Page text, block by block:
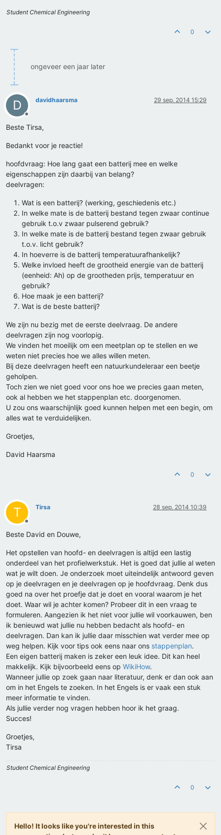
Student Chemical Engineering
0
ongeveer een jaar later
D
Offline
davidhaarsma 29 sep. 2014 15:29
Beste Tirsa,
Bedankt voor je reactie!
hoofdvraag: Hoe lang gaat een batterij mee en welke
eigenschappen zijn daarbij van belang?
deelvragen:
Wat is een batterij? (werking, geschiedenis etc.)
In welke mate is de batterij bestand tegen zwaar continue
gebruik t.o.v zwaar pulserend gebruik?
In welke mate is de batterij bestand tegen zwaar gebruik
t.o.v. licht gebruik?
In hoeverre is de batterij temperatuurafhankelijk?
Welke invloed heeft de grootheid energie van de batterij
(eenheid: Ah) op de grootheden prijs, temperatuur en
gebruik?
Hoe maak je een batterij?
Wat is de beste batterij?
We zijn nu bezig met de eerste deelvraag. De andere
deelvragen zijn nog voorlopig.
We vinden het moeilijk om een meetplan op te stellen en we
weten niet precies hoe we alles willen meten.
Bij deze deelvragen heeft een natuurkundeleraar een beetje
geholpen.
Toch zien we niet goed voor ons hoe we precies gaan meten,
ook al hebben we het stappenplan etc. doorgenomen.
U zou ons waarschijnlijk goed kunnen helpen met een begin, om
alles wat te verduidelijken.
Groetjes,
David Haarsma
0
T
Offline
Tirsa 28 sep. 2014 10:39
Beste David en Douwe,
Het opstellen van hoofd- en deelvragen is altijd een lastig
onderdeel van het profielwerkstuk. Het is goed dat jullie al weten
wat je wilt doen. Je onderzoek moet uiteindelijk antwoord geven
op je deelvragen en je deelvragen op je hoofdvraag. Denk dus
goed na over het proefje dat je doet en vooral waarom je het
doet. Waar wil je achter komen? Probeer dit in een vraag te
formuleren. Aangezien ik het niet voor jullie wil voorkauwen, ben
ik benieuwd wat jullie nu hebben bedacht als hoofd- en
deelvragen. Dan kan ik jullie daar misschien wat verder mee op
weg helpen. Kijk voor tips ook eens naar ons stappenplan.
Een eigen batterij maken is zeker een leuk idee. Dit kan heel
makkelijk. Kijk bijvoorbeeld eens op WikiHow.
Wanneer jullie op zoek gaan naar literatuur, denk er dan ook aan
om in het Engels te zoeken. In het Engels is er vaak een stuk
meer informatie te vinden.
Als jullie verder nog vragen hebben hoor ik het graag.
Succes!
Groetjes,
Tirsa
Student Chemical Engineering
0
Hello! It looks like you're interested in this